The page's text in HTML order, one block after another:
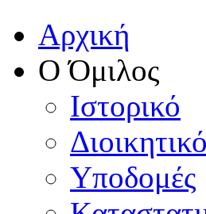
Αρχική
Ο Όμιλος
Ιστορικό
Υποδομές